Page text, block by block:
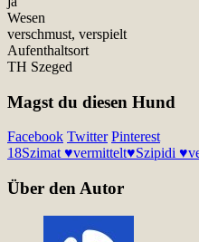
Wesen
verschmust, verspielt
Aufenthaltsort
TH Szeged
Magst du diesen Hund
Facebook Twitter Pinterest
18Szimat ♥vermittelt♥Szipidi
Über den Autor